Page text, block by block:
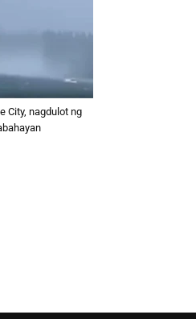
City, nagdulot ng